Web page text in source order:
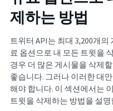
제하는 방법
트위터 API는 최대 3,200개
료 옵션으로 내 모든 트윗을
경우 더 많은 게시물을 삭제
좋습니다. 그러나 이러한 대
해야 합니다. 이 섹션에서는
트윗을 삭제하는 방법을 설명